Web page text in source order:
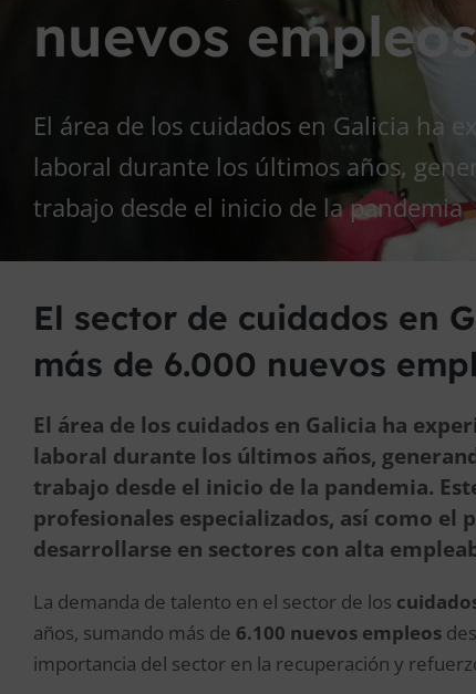
nuevos
El área de los cuidados en Galicia ha
laboral durante los últimos años,
trabajo desde el inicio de la pandemia
El sector de cuidados en
más de 6.000 nuevos
El área de los cuidados en Galicia ha
laboral durante los últimos años,
trabajo desde el inicio de la pandemia.
profesionales especializados, así como el
desarrollarse en sectores con alta
La demanda de talento en el sector de los
años, sumando más de 6.100 nuevos empleos
importancia del sector en la recuperación y